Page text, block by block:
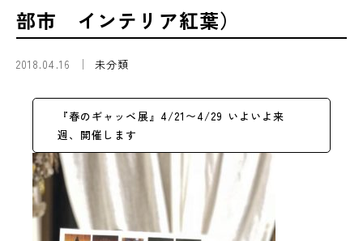
部市 インテリア紅葉）
2018.04.16 未分類
『春のギャッベ展』4/21〜4/29 いよいよ来
週、開催します